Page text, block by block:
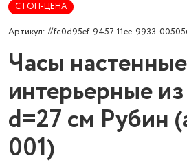
СТОП-ЦЕНА
Артикул: #fc0d95ef-9457-11ee-9933-
Часы
интерьерные
d=27 см Рубин
001)